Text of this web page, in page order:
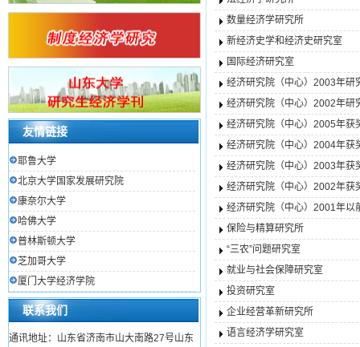
友情链接
耶鲁大学
北京大学国家发展研究院
康奈尔大学
哈佛大学
普林斯顿大学
芝加哥大学
厦门大学经济学院
联系我们
通讯地址：山东省济南市山大南路27号山东
数量经济学研究所
新经济史学和经济史研究室
国际经济研究室
经济研究院（中心）2003年研
经济研究院（中心）2002年研
经济研究院（中心）2005年获
经济研究院（中心）2004年获
经济研究院（中心）2003年获
经济研究院（中心）2002年获
经济研究院（中心）2001年以
保险与精算研究所
“三农”问题研究室
就业与社会保障研究室
投资研究室
企业经营革新研究所
语言经济学研究室